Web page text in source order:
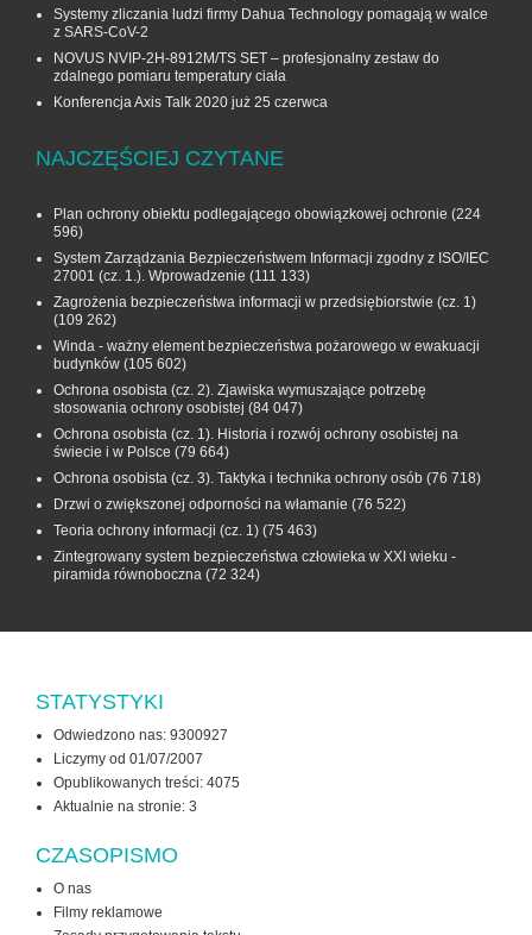
Systemy zliczania ludzi firmy Dahua Technology pomagają w walce
z SARS-CoV-2
NOVUS NVIP-2H-8912M/TS SET – profesjonalny zestaw do
zdalnego pomiaru temperatury ciała
Konferencja Axis Talk 2020 już 25 czerwca
NAJCZĘŚCIEJ CZYTANE
Plan ochrony obiektu podlegającego obowiązkowej ochronie (224
596)
System Zarządzania Bezpieczeństwem Informacji zgodny z ISO/IEC
27001 (cz. 1.). Wprowadzenie (111 133)
Zagrożenia bezpieczeństwa informacji w przedsiębiorstwie (cz. 1)
(109 262)
Winda - ważny element bezpieczeństwa pożarowego w ewakuacji
budynków (105 602)
Ochrona osobista (cz. 2). Zjawiska wymuszające potrzebę
stosowania ochrony osobistej (84 047)
Ochrona osobista (cz. 1). Historia i rozwój ochrony osobistej na
świecie i w Polsce (79 664)
Ochrona osobista (cz. 3). Taktyka i technika ochrony osób (76 718)
Drzwi o zwiększonej odporności na włamanie (76 522)
Teoria ochrony informacji (cz. 1) (75 463)
Zintegrowany system bezpieczeństwa człowieka w XXI wieku -
piramida równoboczna (72 324)
STATYSTYKI
Odwiedzono nas: 9300927
Liczymy od 01/07/2007
Opublikowanych treści: 4075
Aktualnie na stronie: 3
CZASOPISMO
O nas
Filmy reklamowe